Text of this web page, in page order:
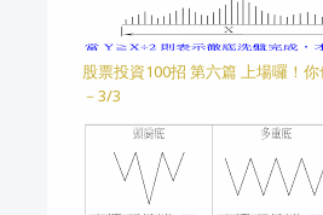
股票投資100招 第六篇 上場囉！
－3/3